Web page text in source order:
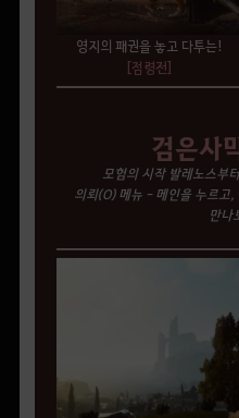
영지의 패권을 놓고 다투는!
[점령전]
검은사
모험의 시작 발레노스부
의뢰(O) 메뉴 - 메인을 누르고
만나